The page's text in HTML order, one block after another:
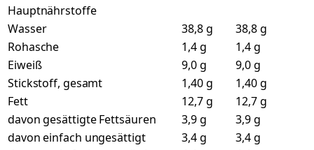
Hauptnährstoffe
Wasser
38,8 g
38,8 g
Rohasche
1,4 g
1,4 g
Eiweiß
9,0 g
9,0 g
Stickstoff, gesamt
1,40 g
1,40 g
Fett
12,7 g
12,7 g
davon gesättigte Fettsäuren
3,9 g
3,9 g
davon einfach ungesättigt
3,4 g
3,4 g